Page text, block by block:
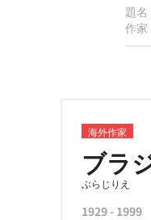
題名
作家
海外作家
ブラ
ぶらじりえ
1929 - 1999